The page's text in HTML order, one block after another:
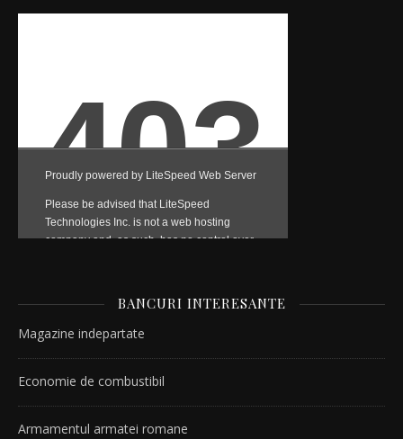
BANCURI INTERESANTE
Magazine indepartate
Economie de combustibil
Armamentul armatei romane